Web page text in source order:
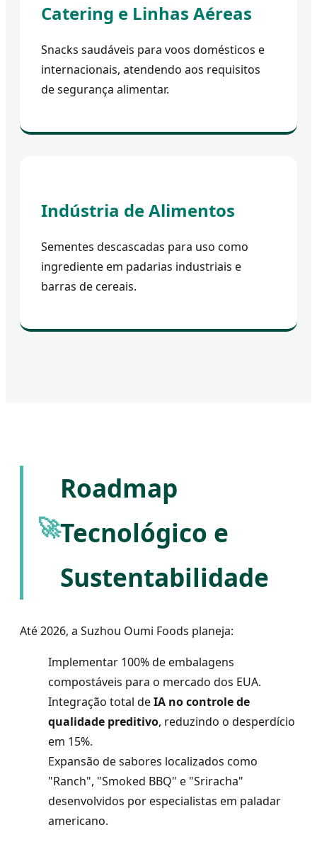
Catering e Linhas Aéreas
Snacks saudáveis para voos domésticos e
internacionais, atendendo aos requisitos
de segurança alimentar.
Indústria de Alimentos
Sementes descascadas para uso como
ingrediente em padarias industriais e
barras de cereais.
🚀
Roadmap
Tecnológico e
Sustentabilidade
Até 2026, a Suzhou Oumi Foods planeja:
Implementar 100% de embalagens
compostáveis para o mercado dos EUA.
Integração total deIA no controle de
qualidade preditivo, reduzindo o desperdício
em 15%.
Expansão de sabores localizados como
"Ranch", "Smoked BBQ" e "Sriracha"
desenvolvidos por especialistas em paladar
americano.